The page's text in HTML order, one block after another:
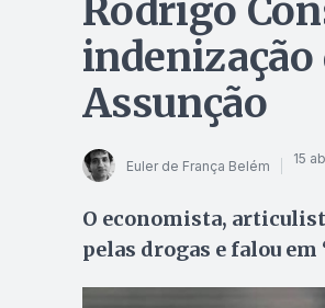
Rodrigo
indenização
Assunção
Euler de França Belém 15
O economista,
pelas drogas e falou